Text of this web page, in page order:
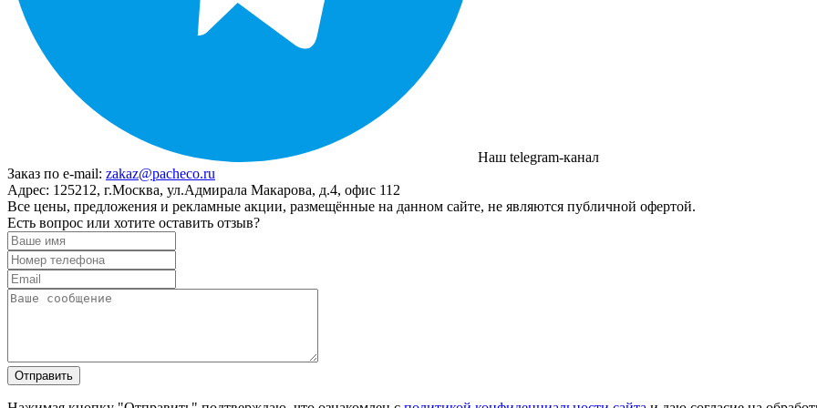
Наш telegram-канал
Заказ по e-mail: zakaz@pacheco.ru
Адрес: 125212, г.Москва, ул.Адмирала Макарова, д.4, офис 112
Все цены, предложения и рекламные акции, размещённые на данном сайте, не являются публичной офертой.
Есть вопрос или хотите оставить отзыв?